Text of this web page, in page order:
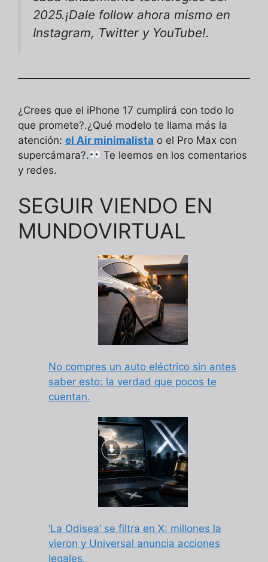
2025.¡Dale follow ahora mismo en
Instagram, Twitter y YouTube!.
¿Crees que el iPhone 17 cumplirá con todo lo
que promete?.¿Qué modelo te llama más la
atención: el Air minimalista o el Pro Max con
supercámara?.
Te leemos en los comentarios
y redes.
SEGUIR VIENDO EN
MUNDOVIRTUAL
No compres un auto eléctrico sin antes
saber esto: la verdad que pocos te
cuentan.
‘La Odisea’ se filtra en X: millones la
vieron y Universal anuncia acciones
legales.